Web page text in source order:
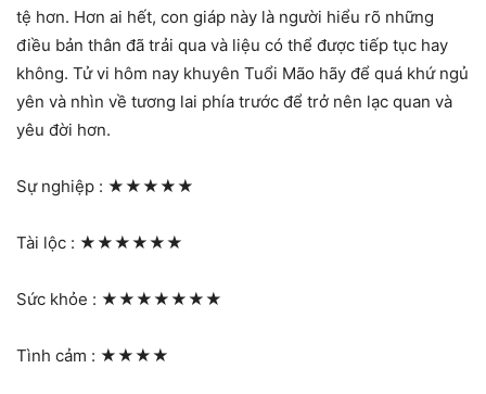
tệ hơn. Hơn ai hết, con giáp này là người hiểu rõ những
điều bản thân đã trải qua và liệu có thể được tiếp tục hay
không. Tử vi hôm nay khuyên Tuổi Mão hãy để quá khứ ngủ
yên và nhìn về tương lai phía trước để trở nên lạc quan và
yêu đời hơn.
Sự nghiệp : ★★★★★
Tài lộc : ★★★★★★
Sức khỏe : ★★★★★★★
Tình cảm : ★★★★